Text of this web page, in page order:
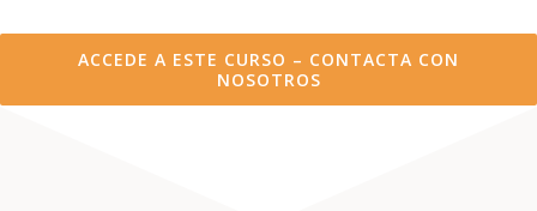
ACCEDE A ESTE CURSO – CONTACTA CON
NOSOTROS